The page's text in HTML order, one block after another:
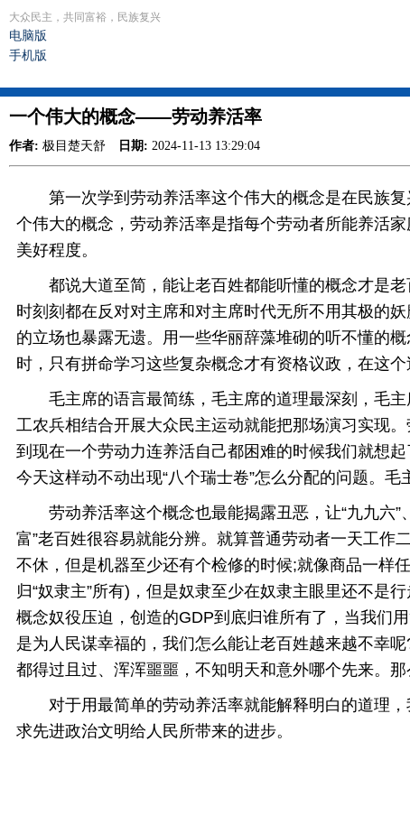
大众民主，共同富裕，民族复兴
电脑版
手机版
一个伟大的概念——劳动养活率
作者: 极目楚天舒 日期: 2024-11-13 13:29:04
第一次学到劳动养活率这个伟大的概念是在民族复
个伟大的概念，劳动养活率是指每个劳动者所能养活
美好程度。
都说大道至简，能让老百姓都能听懂的概念才是老
时刻刻都在反对对主席和对主席时代无所不用其极的
的立场也暴露无遗。用一些华丽辞藻堆砌的听不懂的
时，只有拼命学习这些复杂概念才有资格议政，在这
毛主席的语言最简练，毛主席的道理最深刻，毛主
工农兵相结合开展大众民主运动就能把那场演习实现
到现在一个劳动力连养活自己都困难的时候我们就想
今天这样动不动出现“八个瑞士卷”怎么分配的问题。
劳动养活率这个概念也最能揭露丑恶，让“九九六”
富”老百姓很容易就能分辨。就算普通劳动者一天工
不休，但是机器至少还有个检修的时候;就像商品一样
归“奴隶主”所有)，但是奴隶至少在奴隶主眼里还不是
概念奴役压迫，创造的GDP到底归谁所有了，当我们
是为人民谋幸福的，我们怎么能让老百姓越来越不幸
都得过且过、浑浑噩噩，不知明天和意外哪个先来。
对于用最简单的劳动养活率就能解释明白的道理，
求先进政治文明给人民所带来的进步。